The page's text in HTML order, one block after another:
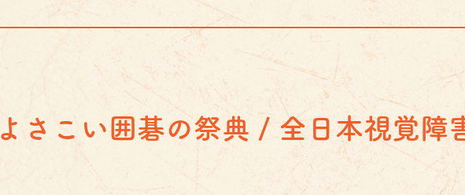
よさこい囲碁の祭典 / 全日本視覚障